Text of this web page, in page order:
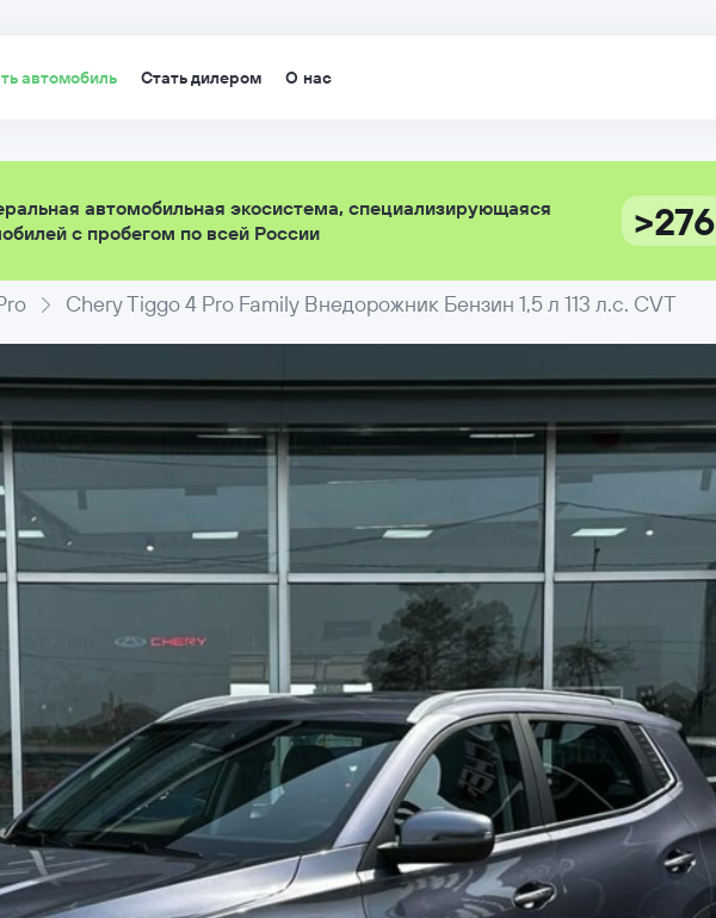
автомобиль Стать дилером О нас
автомобильная экосистема, специализирующаяся
с пробегом по всей России
>276
Chery Tiggo 4 Pro Family Внедорожник Бензин 1,5 л 113 л.с. CVT